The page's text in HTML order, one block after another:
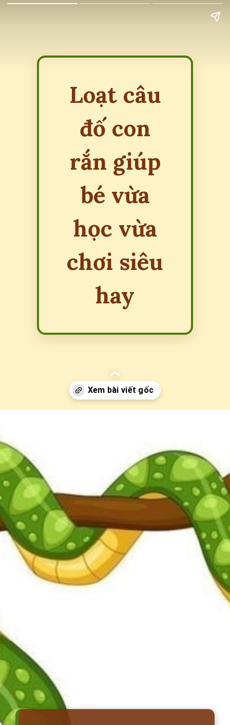
Loạt câu
đố con
rắn giúp
bé vừa
học vừa
chơi siêu
hay